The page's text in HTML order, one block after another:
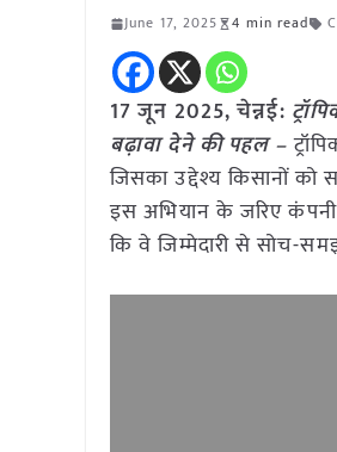
June 17, 2025 4 min read
17 जून 2025,चेन्नई:
बढ़ावा देने की पहल –
जिसका उद्देश्य किसानों को
इस अभियान के जरिए कंपनी
कि वे जिम्मेदारी से सोच-